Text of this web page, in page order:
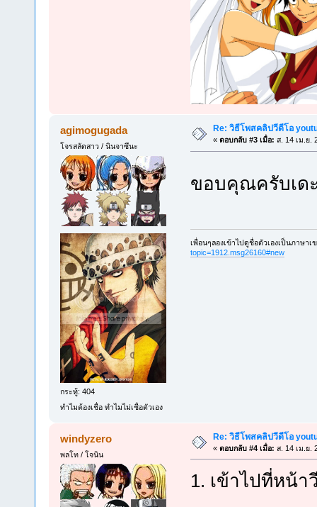
agimogugada
โจรสลัดสาว / นินจาซึนะ
กระทู้: 404
ทำไมต้องเชื่อ ทำไมไม่เชื่อตัวเอง
Re: วิธีโพสคลิปวีดีโอ
« ตอบกลับ #3 เมื่อ: ส. 14 เม.ย.
ขอบคุณครับเด
เพื่อนๆลองเข้าไปดูชื่อตัวเองเป็นภาษ
topic=1912.msg26160#new
windyzero
พลโท / โจนิน
Re: วิธีโพสคลิปวีดีโอ
« ตอบกลับ #4 เมื่อ: ส. 14 เม.ย.
1. เข้าไปที่หน้า